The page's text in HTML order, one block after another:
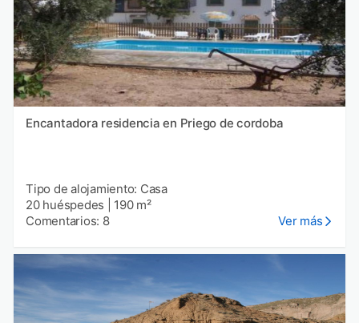
Encantadora residencia en Priego de cordoba
Tipo de alojamiento: Casa
20 huéspedes
190 m²
Comentarios: 8
Ver más